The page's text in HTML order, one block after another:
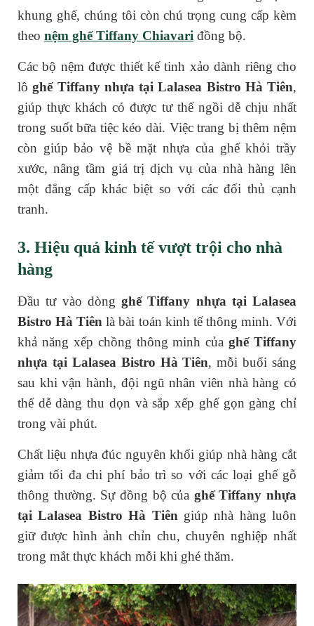
khung ghế, chúng tôi còn chú trọng cung cấp kèm
theo nệm ghế Tiffany Chiavari đồng bộ.
Các bộ nệm được thiết kế tinh xảo dành riêng cho
lôghế Tiffany nhựa tại Lalasea Bistro Hà Tiên,
giúp thực khách có được tư thế ngồi dễ chịu nhất
trong suốt bữa tiệc kéo dài. Việc trang bị thêm nệm
còn giúp bảo vệ bề mặt nhựa của ghế khỏi trầy
xước, nâng tầm giá trị dịch vụ của nhà hàng lên
một đẳng cấp khác biệt so với các đối thủ cạnh
tranh.
3. Hiệu quả kinh tế vượt trội cho nhà
hàng
Đầu tư vào dòng ghế Tiffany nhựa tại Lalasea
Bistro Hà Tiên là bài toán kinh tế thông minh. Với
khả năng xếp chồng thông minh củaghế Tiffany
nhựa tại Lalasea Bistro Hà Tiên, mỗi buổi sáng
sau khi vận hành, đội ngũ nhân viên nhà hàng có
thể dễ dàng thu dọn và sắp xếp ghế gọn gàng chỉ
trong vài phút.
Chất liệu nhựa đúc nguyên khối giúp nhà hàng cắt
giảm tối đa chi phí bảo trì so với các loại ghế gỗ
thông thường. Sự đồng bộ của ghế Tiffany nhựa
tại Lalasea Bistro Hà Tiêngiúp nhà hàng luôn
giữ được hình ảnh chỉn chu, chuyên nghiệp nhất
trong mắt thực khách mỗi khi ghé thăm.